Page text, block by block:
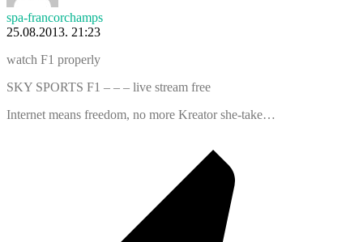
spa-francorchamps
25.08.2013. 21:23
watch F1 properly
SKY SPORTS F1 – – – live stream free
Internet means freedom, no more Kreator she-take…